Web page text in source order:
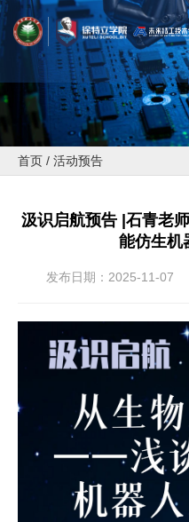
首页 / 活动预告
汲识启航预告 |石青老
能仿生机
发布日期：2025-11-07